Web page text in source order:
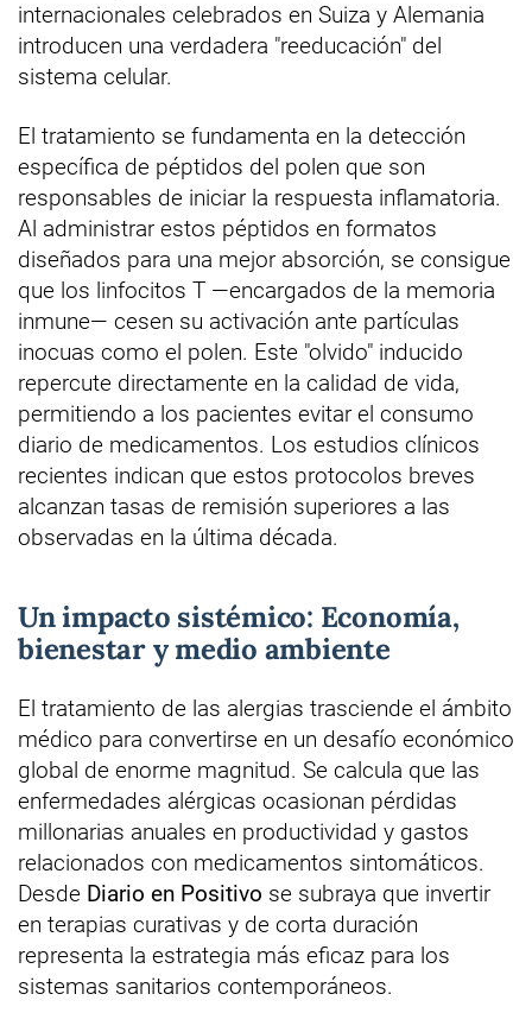
internacionales celebrados en Suiza y Alemania
introducen una verdadera "reeducación" del
sistema celular.
El tratamiento se fundamenta en la detección
específica de péptidos del polen que son
responsables de iniciar la respuesta inflamatoria.
Al administrar estos péptidos en formatos
diseñados para una mejor absorción, se consigue
que los linfocitos T —encargados de la memoria
inmune— cesen su activación ante partículas
inocuas como el polen. Este "olvido" inducido
repercute directamente en la calidad de vida,
permitiendo a los pacientes evitar el consumo
diario de medicamentos. Los estudios clínicos
recientes indican que estos protocolos breves
alcanzan tasas de remisión superiores a las
observadas en la última década.
Un impacto sistémico: Economía,
bienestar y medio ambiente
El tratamiento de las alergias trasciende el ámbito
médico para convertirse en un desafío económico
global de enorme magnitud. Se calcula que las
enfermedades alérgicas ocasionan pérdidas
millonarias anuales en productividad y gastos
relacionados con medicamentos sintomáticos.
Desde Diario en Positivo se subraya que invertir
en terapias curativas y de corta duración
representa la estrategia más eficaz para los
sistemas sanitarios contemporáneos.